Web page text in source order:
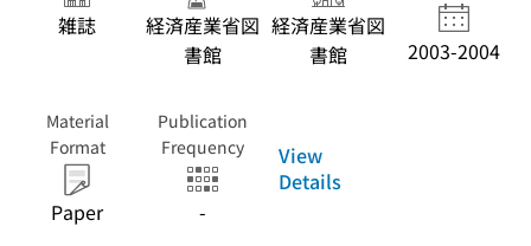
雑誌
経済産業省図
書館
経済産業省図
書館
2003-2004
Material
Format
Paper
Publication
Frequency
-
View
Details